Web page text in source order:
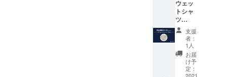
さい。
（※ニッ
クネー
ム可）
感謝の
メッ
セージ
付きの
ポスト
カード
●LOVL
UEオ
フィ
みませ
ん ✔︎
ゆった
りめに
カット
された
デザイ
材】
ウェッ
トシャ
ツ
[Ash] ✔︎
ユニ
セック
ス ✔︎ 14
オンス
と非常
支援
者：
1人
お届
け予
定：